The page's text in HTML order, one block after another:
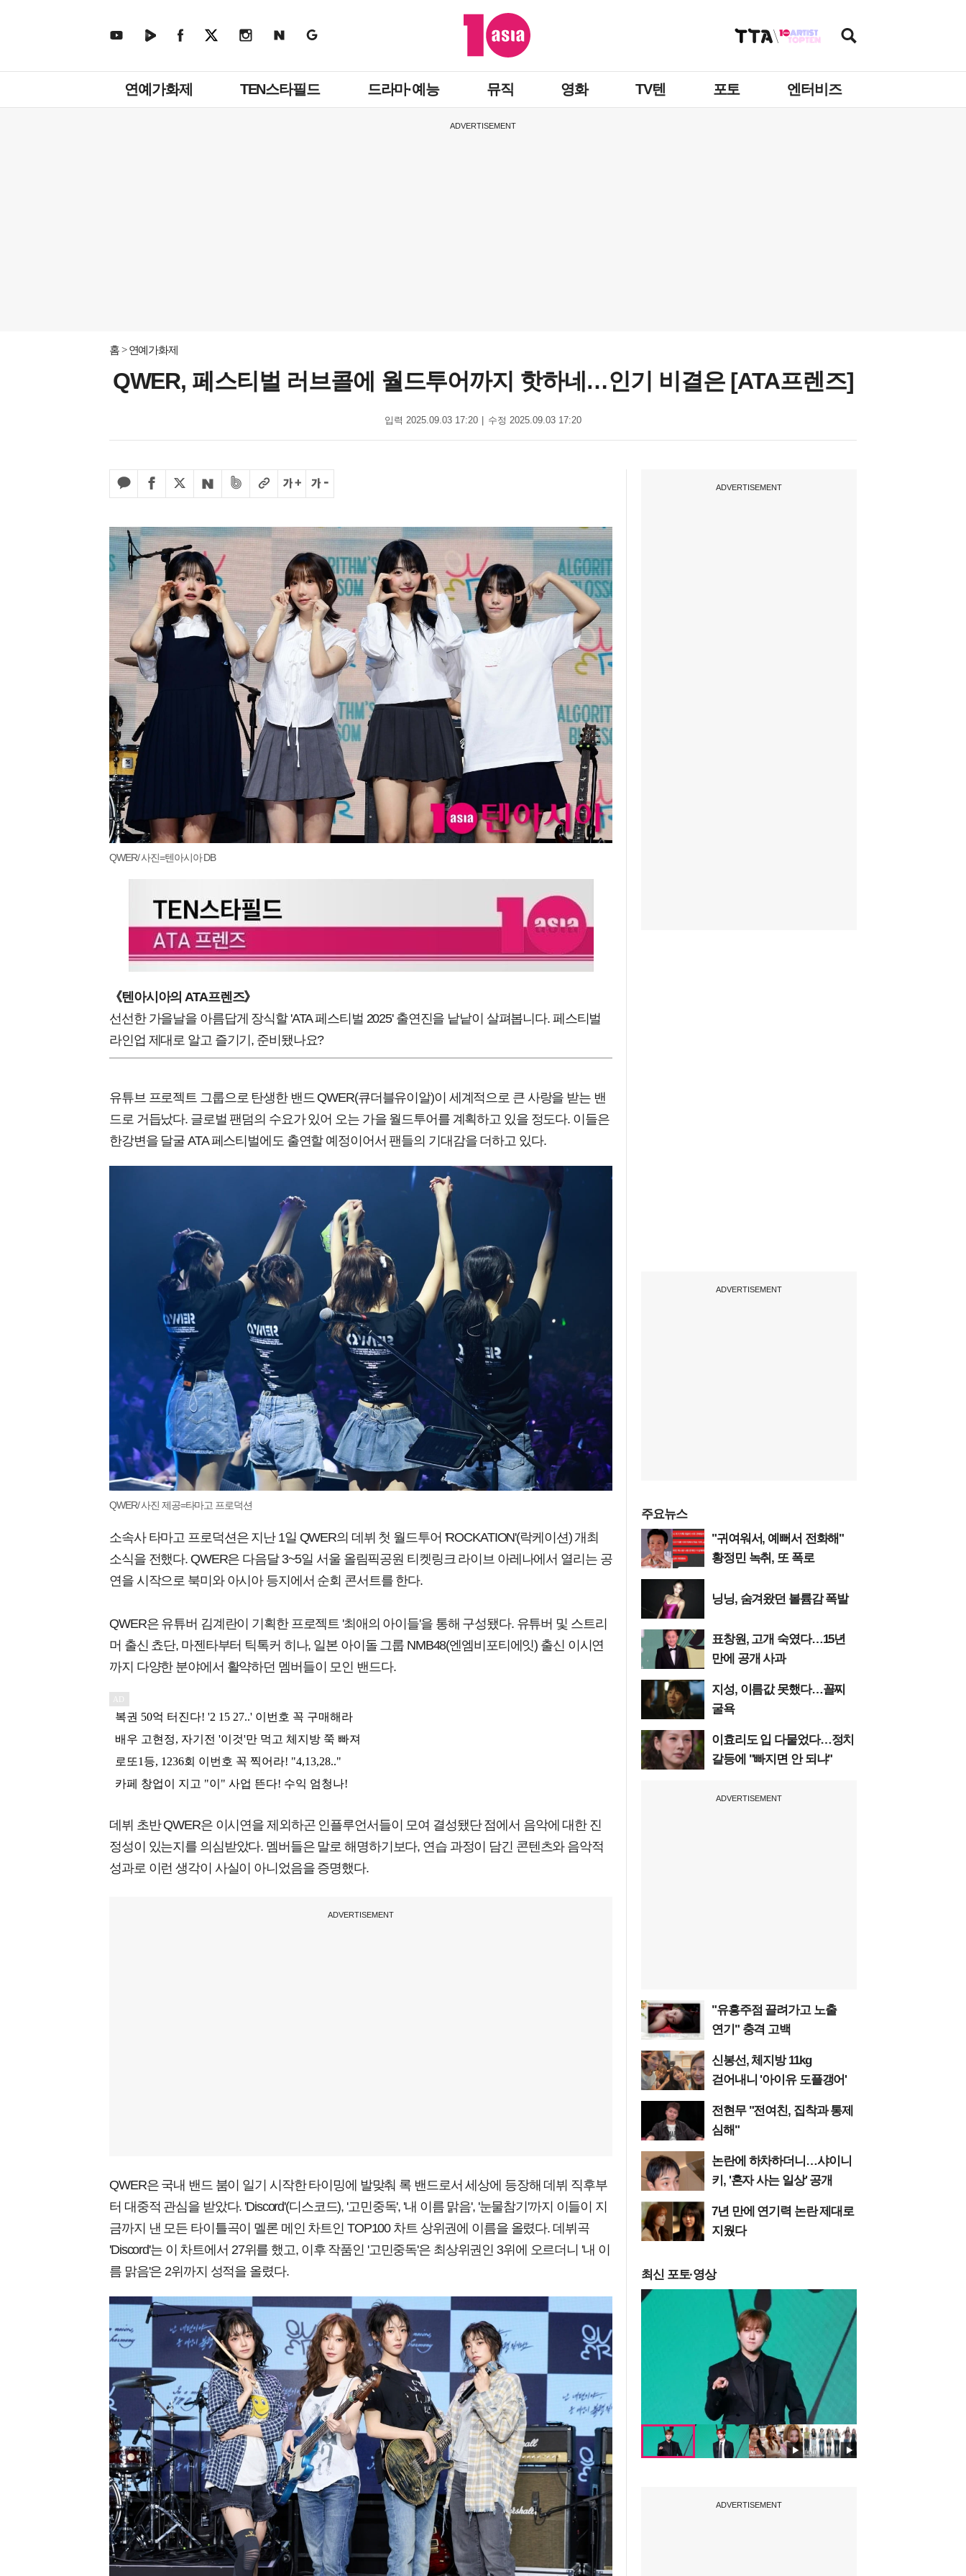
뉴
연예가화제 TEN스타필드 드라마·예능 뮤직 영화 TV텐 포토 엔터비즈
ADVERTISEMENT
홈 연예가화제
QWER, 페스티벌 러브콜에 월드투어까지 핫하네…인기 비결은 [ATA프렌즈]
입력 2025.09.03 17:20 수정 2025.09.03 17:20
QWER/ 사진=텐아시아 DB
《텐아시아의 ATA프렌즈》
선선한 가을날을 아름답게 장식할 'ATA 페스티벌 2025' 출연진을 낱낱이 살펴봅니다. 페스티벌
라인업 제대로 알고 즐기기, 준비됐나요?
유튜브 프로젝트 그룹으로 탄생한 밴드 QWER(큐더블유이알)이 세계적으로 큰 사랑을 받는 밴
드로 거듭났다. 글로벌 팬덤의 수요가 있어 오는 가을 월드투어를 계획하고 있을 정도다. 이들은
한강변을 달굴 ATA 페스티벌에도 출연할 예정이어서 팬들의 기대감을 더하고 있다.
QWER/ 사진 제공=타마고 프로덕션
소속사 타마고 프로덕션은 지난 1일 QWER의 데뷔 첫 월드투어 'ROCKATION'(락케이션) 개최
소식을 전했다. QWER은 다음달 3~5일 서울 올림픽공원 티켓링크 라이브 아레나에서 열리는 공
연을 시작으로 북미와 아시아 등지에서 순회 콘서트를 한다.
QWER은 유튜버 김계란이 기획한 프로젝트 '최애의 아이들'을 통해 구성됐다. 유튜버 및 스트리
머 출신 쵸단, 마젠타부터 틱톡커 히나, 일본 아이돌 그룹 NMB48(엔엠비포티에잇) 출신 이시연
까지 다양한 분야에서 활약하던 멤버들이 모인 밴드다.
데뷔 초반 QWER은 이시연을 제외하곤 인플루언서들이 모여 결성됐단 점에서 음악에 대한 진
정성이 있는지를 의심받았다. 멤버들은 말로 해명하기보다, 연습 과정이 담긴 콘텐츠와 음악적
성과로 이런 생각이 사실이 아니었음을 증명했다.
ADVERTISEMENT
QWER은 국내 밴드 붐이 일기 시작한 타이밍에 발맞춰 록 밴드로서 세상에 등장해 데뷔 직후부
터 대중적 관심을 받았다. 'Discord'(디스코드), '고민중독', '내 이름 맑음', '눈물참기'까지 이들이 지
금까지 낸 모든 타이틀곡이 멜론 메인 차트인 TOP100 차트 상위권에 이름을 올렸다. 데뷔곡
'Discord'는 이 차트에서 27위를 했고, 이후 작품인 '고민중독'은 최상위권인 3위에 오르더니 '내 이
름 맑음'은 2위까지 성적을 올렸다.
ADVERTISEMENT
ADVERTISEMENT
주요뉴스
"귀여워서, 예뻐서 전화해"
황정민 녹취, 또 폭로
닝닝, 숨겨왔던 볼륨감 폭발
표창원, 고개 숙였다…15년
만에 공개 사과
지성, 이름값 못했다…꼴찌
굴욕
이효리도 입 다물었다…정치
갈등에 "빠지면 안 되냐"
ADVERTISEMENT
"유흥주점 끌려가고 노출
연기" 충격 고백
신봉선, 체지방 11kg
걷어내니 '아이유 도플갱어'
전현무 "전여친, 집착과 통제
심해"
논란에 하차하더니…샤이니
키, '혼자 사는 일상' 공개
7년 만에 연기력 논란 제대로
지웠다
최신 포토·영상
ADVERTISEMENT